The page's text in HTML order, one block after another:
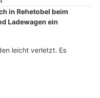
in Rehetobel beim
Ladewagen ein
leicht verletzt. Es